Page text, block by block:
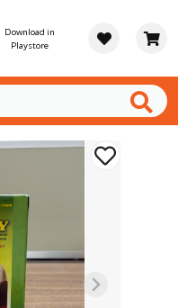
Download in
Playstore